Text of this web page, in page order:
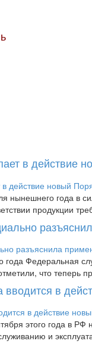
в действие
нынешнего года в
продукции
года Федеральная
что теперь
вводится в
этого года в
и